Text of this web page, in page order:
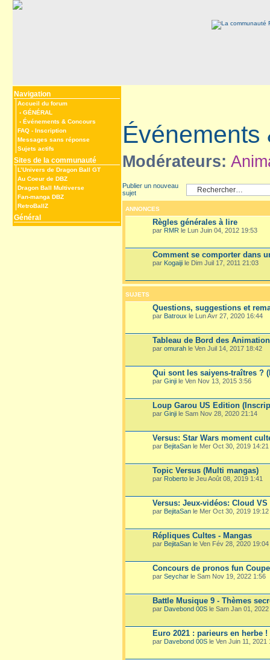
Navigation
Accueil du forum
‹ GÉNÉRAL
‹ Événements & Concours
FAQ - Inscription
Messages sans réponse
Sujets actifs
Sites de la communauté
L’Univers de Dragon Ball GT
Au Coeur de DBZ
Dragon Ball Multiverse
Fan-manga DBZ
RetroBallZ
Général
Événements
Modérateurs:
Publier un nouveau
sujet
ANNONCES
Règles générales à lire
par RMR le Lun Juin 04, 2012 19:53
Comment se comporter dans
par Kogaiji le Dim Juil 17, 2011 21:03
SUJETS
Questions, suggestions et
par Batroux le Lun Avr 27, 2020 16:44
Tableau de Bord des
par omurah le Ven Juil 14, 2017 18:42
Qui sont les saiyens-traîtres ?
par Ginji le Ven Nov 13, 2015 3:56
Loup Garou US Edition
par Ginji le Sam Nov 28, 2020 21:14
Versus: Star Wars moment
par BejitaSan le Mer Oct 30, 2019 14:21
Topic Versus (Multi mangas)
par Roberto le Jeu Août 08, 2019 1:41
Versus: Jeux-vidéos: Cloud
par BejitaSan le Mer Oct 30, 2019 19:12
Répliques Cultes - Mangas
par BejitaSan le Ven Fév 28, 2020 19:04
Concours de pronos fun
par Seychar le Sam Nov 19, 2022 1:56
Battle Musique 9 - Thèmes
par Davebond 00S le Sam Jan 01,
Euro 2021 : parieurs en herbe !
par Davebond 00S le Ven Juin 11, 2021